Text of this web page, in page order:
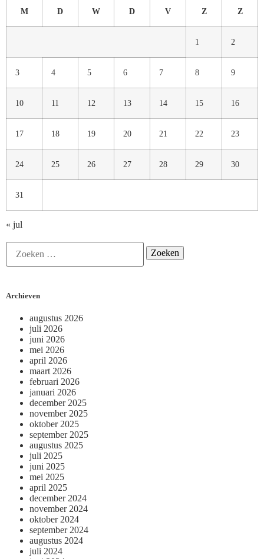
M D W D V Z Z
1 2
3 4 5 6 7 8 9
10 11 12 13 14 15 16
17 18 19 20 21 22 23
24 25 26 27 28 29 30
31
« jul
Archieven
augustus 2026
juli 2026
juni 2026
mei 2026
april 2026
maart 2026
februari 2026
januari 2026
december 2025
november 2025
oktober 2025
september 2025
augustus 2025
juli 2025
juni 2025
mei 2025
april 2025
december 2024
november 2024
oktober 2024
september 2024
augustus 2024
juli 2024